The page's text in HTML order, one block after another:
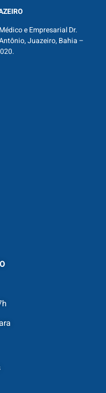
e Empresarial Dr.
Juazeiro, Bahia –